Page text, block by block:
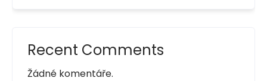
Recent Comments
Žádné komentáře.